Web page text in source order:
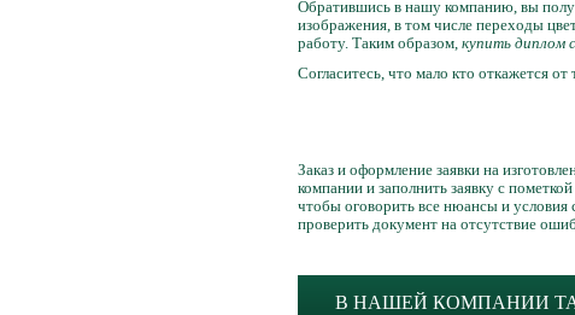
Обратившись в нашу компанию, вы
изображения, в том числе переходы
работу. Таким образом, купить диплом
Согласитесь, что мало кто откажется от
Заказ и оформление заявки на
компании и заполнить заявку с пометкой
чтобы оговорить все нюансы и условия
проверить документ на отсутствие
В НАШЕЙ КОМПАНИИ